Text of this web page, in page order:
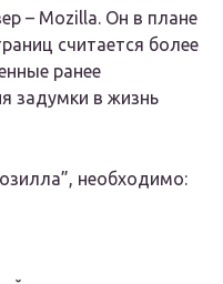
– Mozilla. Он в плане
считается более
ранее
задумки в жизнь
необходимо: